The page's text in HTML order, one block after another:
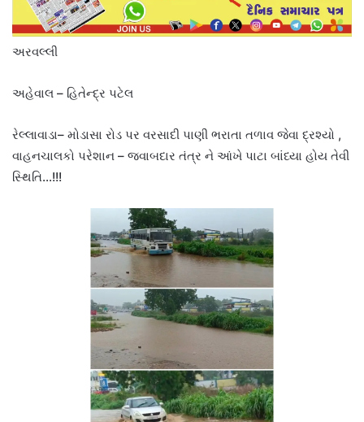
અરવલ્લી
અહેવાલ – હિતેન્દ્ર પટેલ
રેલ્લાવાડા– મોડાસા રોડ પર વરસાદી પાણી ભરાતા તળાવ જેવા દ્રશ્યો ,
વાહનચાલકો પરેશાન – જવાબદાર તંત્ર ને આંખે પાટા બાંધ્યા હોય તેવી
સ્થિતિ…!!!